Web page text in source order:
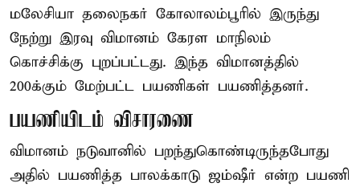
மலேசியா தலைநகர் கோலாலம்பூரில் இருந்து
நேற்று இரவு விமானம் கேரள மாநிலம்
கொச்சிக்கு புறப்பட்டது. இந்த விமானத்தில்
200க்கும் மேற்பட்ட பயணிகள் பயணித்தனர்.
பயணியிடம் விசாரணை
விமானம் நடுவானில் பறந்துகொண்டிருந்தபோது
அதில் பயணித்த பாலக்காடு ஜம்ஷீர் என்ற பயணி